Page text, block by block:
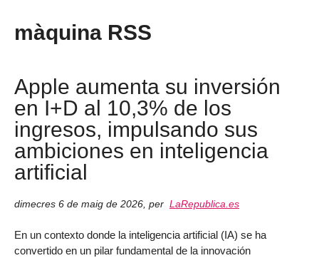
màquina RSS
Apple aumenta su inversión
en I+D al 10,3% de los
ingresos, impulsando sus
ambiciones en inteligencia
artificial
dimecres 6 de maig de 2026 per LaRepublica.es
En un contexto donde la inteligencia artificial (IA) se ha
convertido en un pilar fundamental de la innovación